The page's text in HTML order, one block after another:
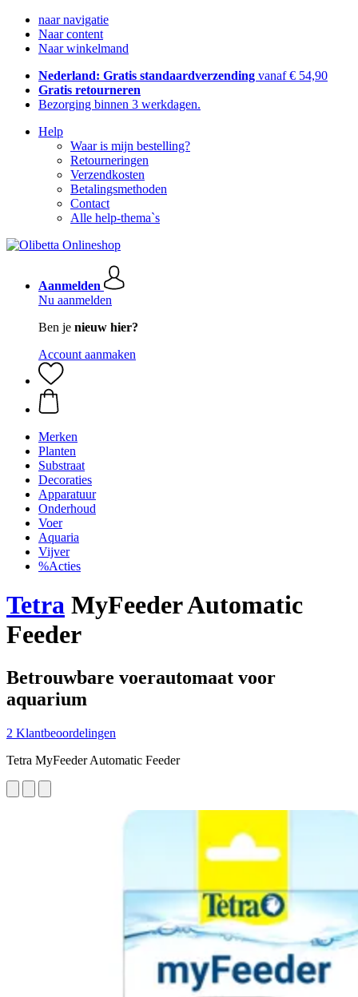
naar navigatie
Naar content
Naar winkelmand
Nederland: Gratis standaardverzending vanaf € 54,90
Gratis retourneren
Bezorging binnen 3 werkdagen.
Help
Waar is mijn bestelling?
Retourneringen
Verzendkosten
Betalingsmethoden
Contact
Alle help-thema`s
Aanmelden
Nu aanmelden
Ben je nieuw hier?
Account aanmaken
Merken
Planten
Substraat
Decoraties
Apparatuur
Onderhoud
Voer
Aquaria
Vijver
%Acties
Tetra MyFeeder Automatic
Feeder
Betrouwbare voerautomaat voor
aquarium
2 Klantbeoordelingen
Tetra MyFeeder Automatic Feeder